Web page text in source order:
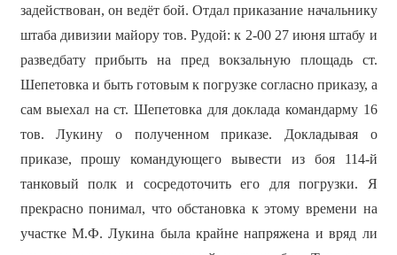
задействован, он ведёт бой. Отдал приказание начальнику
штаба дивизии майору тов. Рудой: к 2-00 27 июня штабу и
разведбату прибыть на пред вокзальную площадь ст.
Шепетовка и быть готовым к погрузке согласно приказу, а
сам выехал на ст. Шепетовка для доклада командарму 16
тов. Лукину о полученном приказе. Докладывая о
приказе, прошу командующего вывести из боя 114-й
танковый полк и сосредоточить его для погрузки. Я
прекрасно понимал, что обстановка к этому времени на
участке М.Ф. Лукина была крайне напряжена и вряд ли